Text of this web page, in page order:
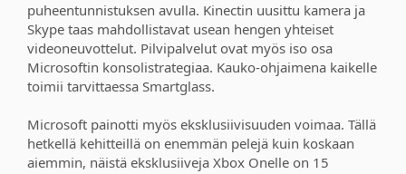
puheentunnistuksen avulla. Kinectin uusittu kamera ja
Skype taas mahdollistavat usean hengen yhteiset
videoneuvottelut. Pilvipalvelut ovat myös iso osa
Microsoftin konsolistrategiaa. Kauko-ohjaimena kaikelle
toimii tarvittaessa Smartglass.
Microsoft painotti myös eksklusiivisuuden voimaa. Tällä
hetkellä kehitteillä on enemmän pelejä kuin koskaan
aiemmin, näistä eksklusiiveja Xbox Onelle on 15